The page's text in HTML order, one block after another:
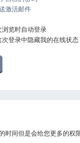
激活邮件
浏览时自动登录
次登录中隐藏我的在线状态
时间但是会给您更多的权